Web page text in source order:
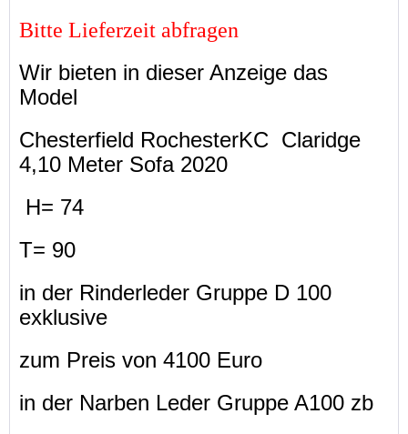
Bitte Lieferzeit abfragen
Wir bieten in dieser Anzeige das
Model
Chesterfield RochesterKC Claridge
4,10 Meter Sofa 2020
H= 74
T= 90
in der Rinderleder Gruppe D 100
exklusive
zum Preis von 4100 Euro
in der Narben Leder Gruppe A100 zb